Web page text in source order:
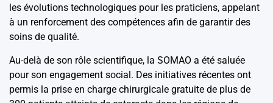
les évolutions technologiques pour les praticiens, appelant
à un renforcement des compétences afin de garantir des
soins de qualité.
Au-delà de son rôle scientifique, la SOMAO a été saluée
pour son engagement social. Des initiatives récentes ont
permis la prise en charge chirurgicale gratuite de plus de